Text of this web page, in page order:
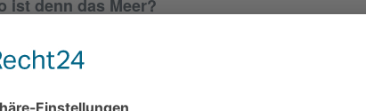
ist denn das Meer?
ist die Geschichte der beginnenden Freundschaft
Max geht es wie vielen kleinen und großen Urlaubern, die
ganz verwundert fragen: Wo ist denn das Meer? Auf einem
beiden das Zusammenspiel zwischen Ebbe und Flut und
Seehunde und Austernfischer.